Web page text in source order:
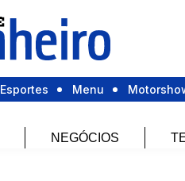
Esportes Menu
NEGÓCIOS